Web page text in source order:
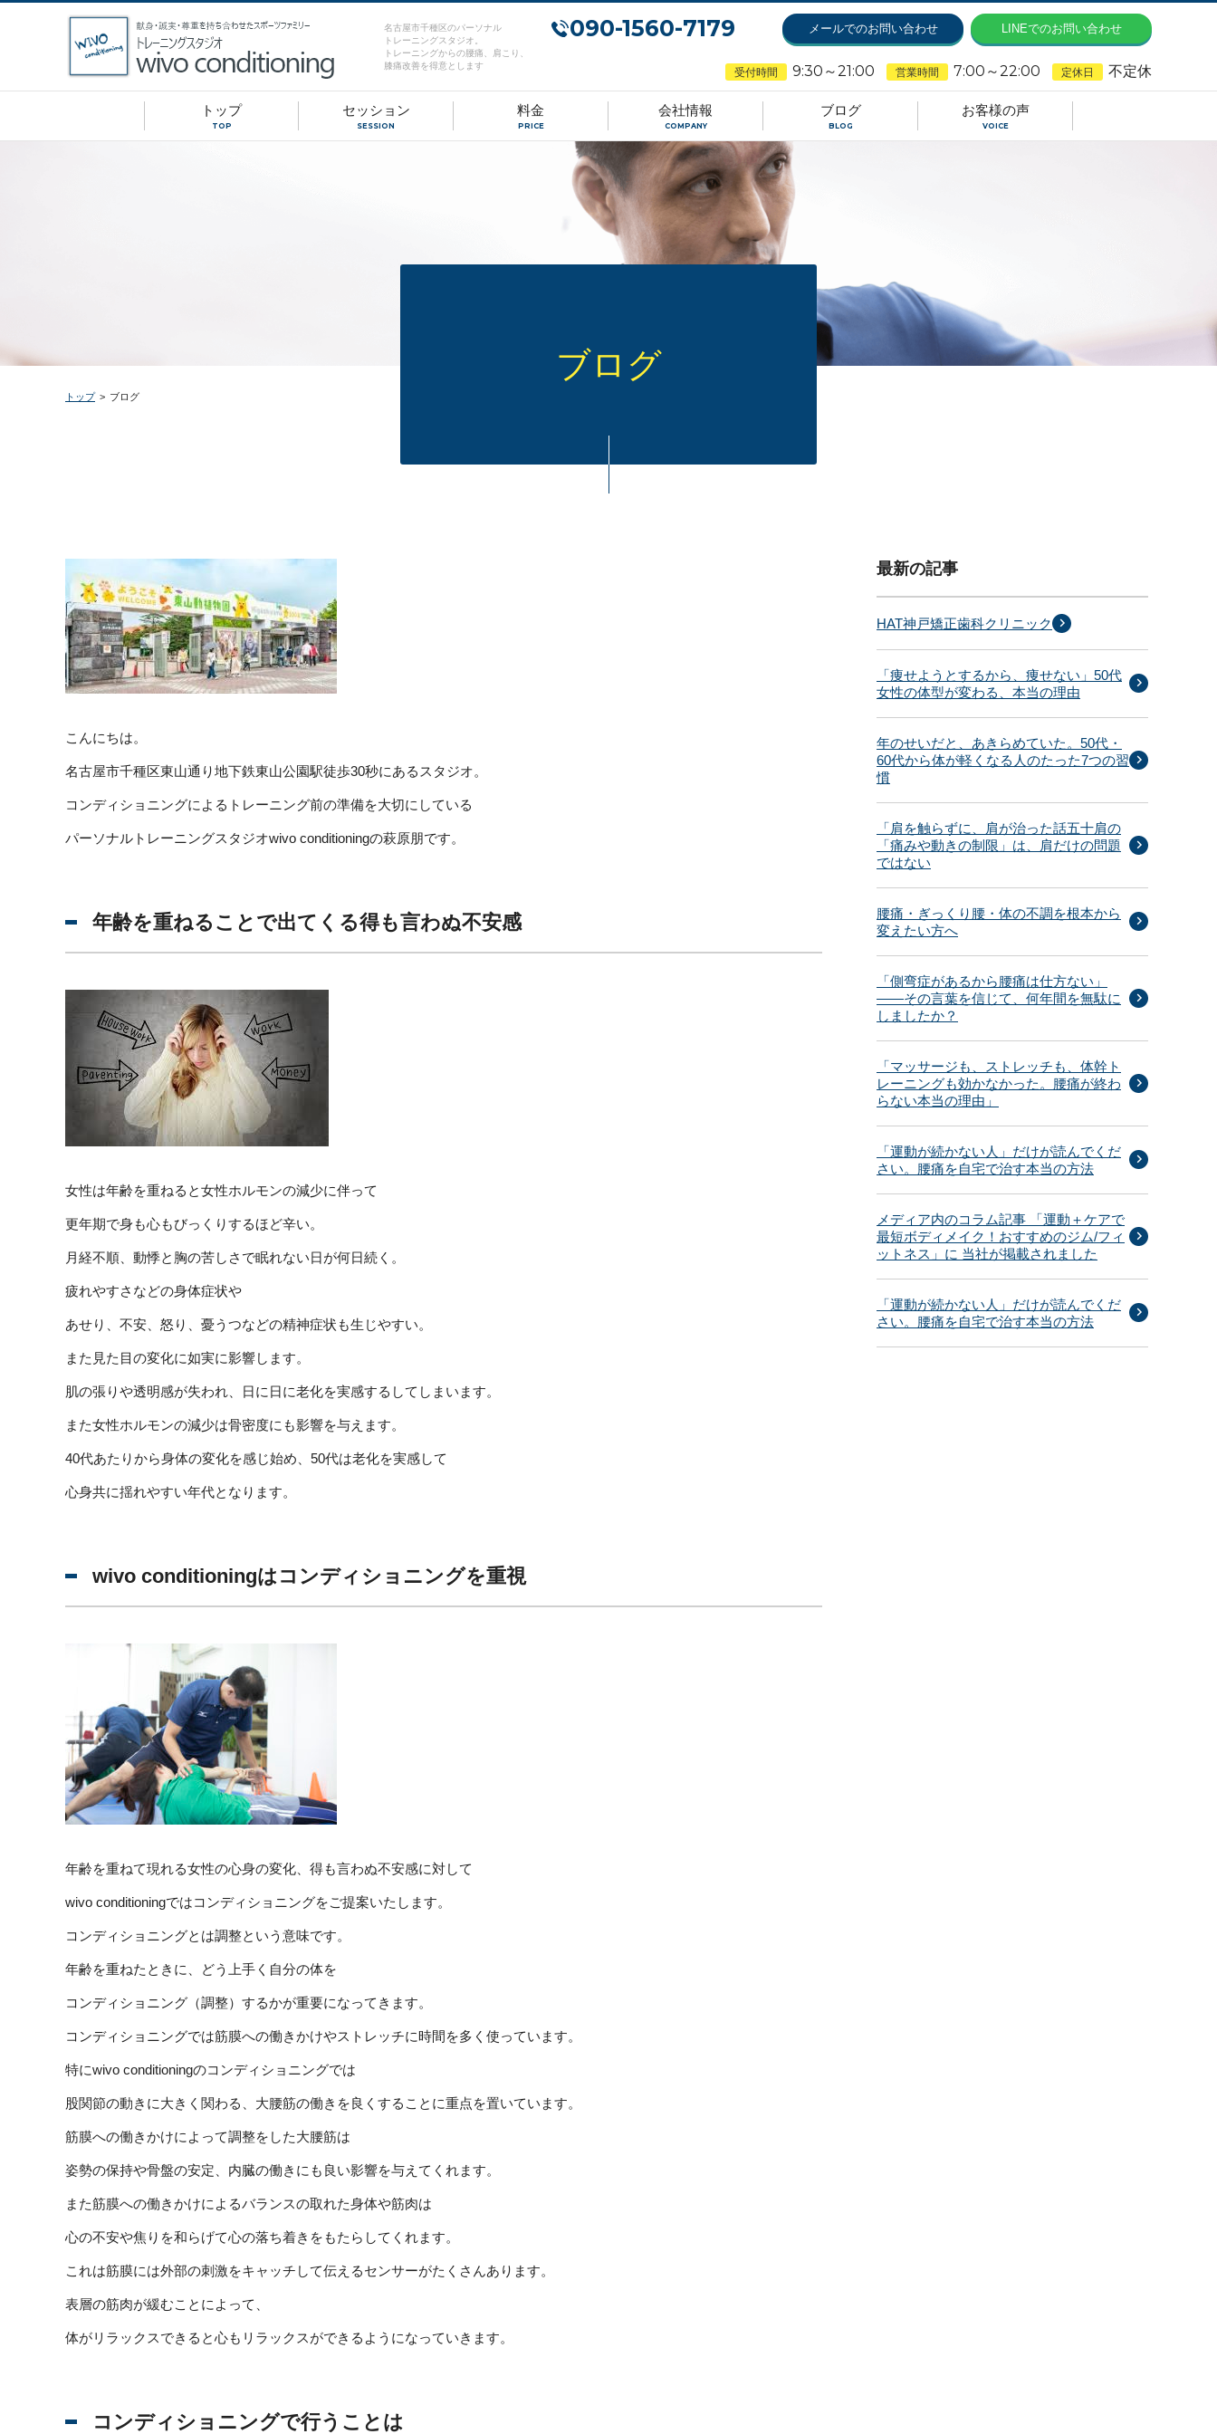
名古屋市千種区のパーソナル
トレーニングスタジオ。
トレーニングからの腰痛、肩こり、
膝痛改善を得意とします
090-1560-7179 メールでのお問い合わせ LINEでのお問い合わせ
受付時間 9:30～21:00 営業時間 7:00～22:00 定休日 不定休
トップ
TOP
セッション
SESSION
料金
PRICE
会社情報
COMPANY
ブログ
BLOG
お客様の声
VOICE
ブログ
トップ > ブログ
こんにちは。
名古屋市千種区東山通り地下鉄東山公園駅徒歩30秒にあるスタジオ。
コンディショニングによるトレーニング前の準備を大切にしている
パーソナルトレーニングスタジオwivo conditioningの萩原朋です。
年齢を重ねることで出てくる得も言わぬ不安感
女性は年齢を重ねると女性ホルモンの減少に伴って
更年期で身も心もびっくりするほど辛い。
月経不順、動悸と胸の苦しさで眠れない日が何日続く。
疲れやすさなどの身体症状や
あせり、不安、怒り、憂うつなどの精神症状も生じやすい。
また見た目の変化に如実に影響します。
肌の張りや透明感が失われ、日に日に老化を実感するしてしまいます。
また女性ホルモンの減少は骨密度にも影響を与えます。
40代あたりから身体の変化を感じ始め、50代は老化を実感して
心身共に揺れやすい年代となります。
wivo conditioningはコンディショニングを重視
年齢を重ねて現れる女性の心身の変化、得も言わぬ不安感に対して
wivo conditioningではコンディショニングをご提案いたします。
コンディショニングとは調整という意味です。
年齢を重ねたときに、どう上手く自分の体を
コンディショニング（調整）するかが重要になってきます。
コンディショニングでは筋膜への働きかけやストレッチに時間を多く使っています。
特にwivo conditioningのコンディショニングでは
股関節の動きに大きく関わる、大腰筋の働きを良くすることに重点を置いています。
筋膜への働きかけによって調整をした大腰筋は
姿勢の保持や骨盤の安定、内臓の働きにも良い影響を与えてくれます。
また筋膜への働きかけによるバランスの取れた身体や筋肉は
心の不安や焦りを和らげて心の落ち着きをもたらしてくれます。
これは筋膜には外部の刺激をキャッチして伝えるセンサーがたくさんあります。
表層の筋肉が緩むことによって、
体がリラックスできると心もリラックスができるようになっていきます。
コンディショニングで行うことは
最新の記事
HAT神戸矯正歯科クリニック
「痩せようとするから、痩せない」50代
女性の体型が変わる、本当の理由
年のせいだと、あきらめていた。50代・
60代から体が軽くなる人のたった7つの習
慣
「肩を触らずに、肩が治った話五十肩の
「痛みや動きの制限」は、肩だけの問題
ではない
腰痛・ぎっくり腰・体の不調を根本から
変えたい方へ
「側弯症があるから腰痛は仕方ない」
——その言葉を信じて、何年間を無駄に
しましたか？
「マッサージも、ストレッチも、体幹ト
レーニングも効かなかった。腰痛が終わ
らない本当の理由」
「運動が続かない人」だけが読んでくだ
さい。腰痛を自宅で治す本当の方法
メディア内のコラム記事 「運動＋ケアで
最短ボディメイク！おすすめのジム/フィ
ットネス」に 当社が掲載されました
「運動が続かない人」だけが読んでくだ
さい。腰痛を自宅で治す本当の方法